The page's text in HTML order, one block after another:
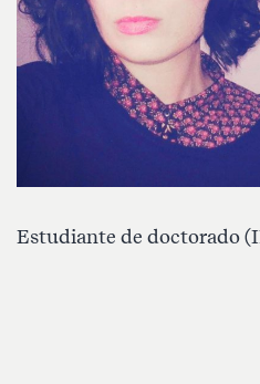
Estudiante de doctorado